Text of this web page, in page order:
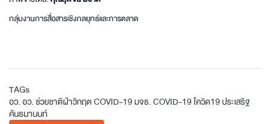
กลุ่มงานการสื่อสารเชิงกลยุทธ์และการตลาด
TAGs
อว.อว. ช่วยชาติฝ่าวิกฤต COVID-19มจธ.COVID-19โควิด19ประเสริฐ
คันธมานนท์